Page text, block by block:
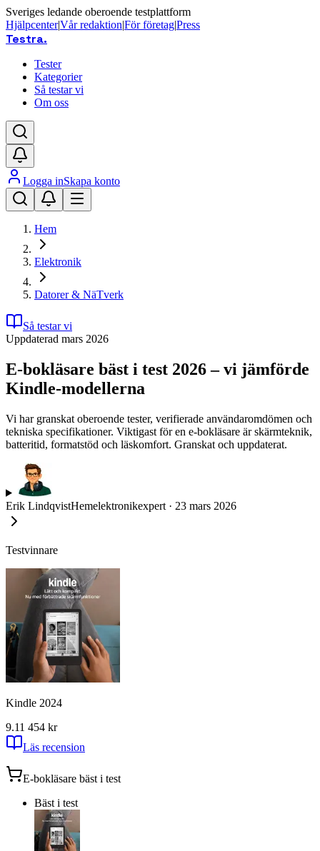
Sveriges ledande oberoende testplattform
Hjälpcenter|Vår redaktion|För företag|Press
Testra.
Tester
Kategorier
Så testar vi
Om oss
Logga inSkapa konto
Hem
Elektronik
Datorer & NäTverk
Så testar vi
Uppdaterad mars 2026
E-bokläsare bäst i test 2026 – vi jämförde
Kindle-modellerna
Vi har granskat oberoende tester, verifierade användaromdömen och
tekniska specifikationer. Viktigast för en e-bokläsare är skärmteknik,
batteritid, formatstöd och läskomfort. Granskat och uppdaterat.
Erik LindqvistHemelektronikexpert · 23 mars 2026
Testvinnare
Kindle 2024
9.11 454 kr
Läs recension
E-bokläsare bäst i test
Bäst i test